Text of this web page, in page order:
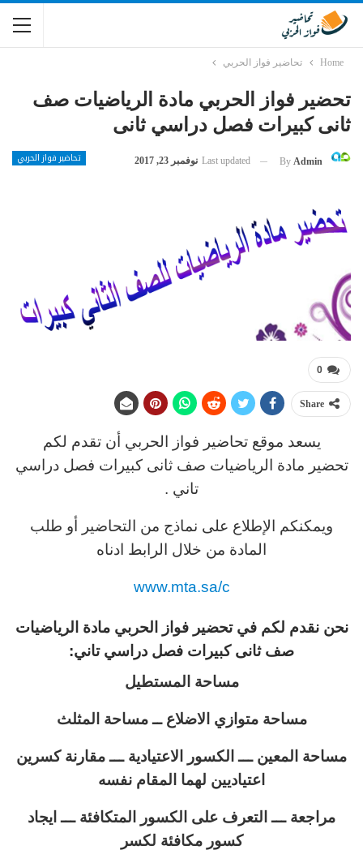
Home تحاضير فواز الحربي
تحضير فواز الحربي مادة الرياضيات صف
ثانى كبيرات فصل دراسي ثانى
تحاضير فواز الحربي By Admin
Last updated نوفمبر 23, 2017
0
Share
يسعد موقع تحاضير فواز الحربي أن تقدم لكم
تحضير مادة الرياضيات صف ثانى كبيرات فصل دراسي
تاني .
ويمكنكم الإطلاع على نماذج من التحاضير أو طلب
المادة من خلال الرابط ادناه
www.mta.sa/c
نحن نقدم لكم في تحضير فواز الحربي مادة الرياضيات
صف ثانى كبيرات فصل دراسي تاني:
مساحة المستطيل
مساحة متوازي الاضلاع ــ مساحة المثلث
مساحة المعين ـــ الكسور الاعتيادية ـــ مقارنة كسرين
اعتياديين لهما المقام نفسه
مراجعة ـــ التعرف على الكسور المتكافئة ـــ ايجاد
كسور مكافئة لكسر